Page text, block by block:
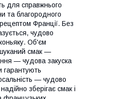
для справжнього
та благородного
Франції. Без
чудово
Об'єм
смак —
— чудова закуска
гарантують
— чудово
зберігає смак і